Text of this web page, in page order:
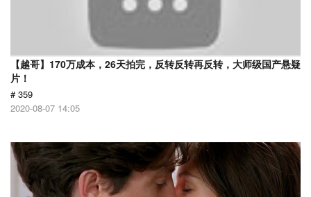
【越哥】170万成本，26天拍完，反转反转再反转，大师级国产悬疑
片！
# 359
2020-08-07 14:05